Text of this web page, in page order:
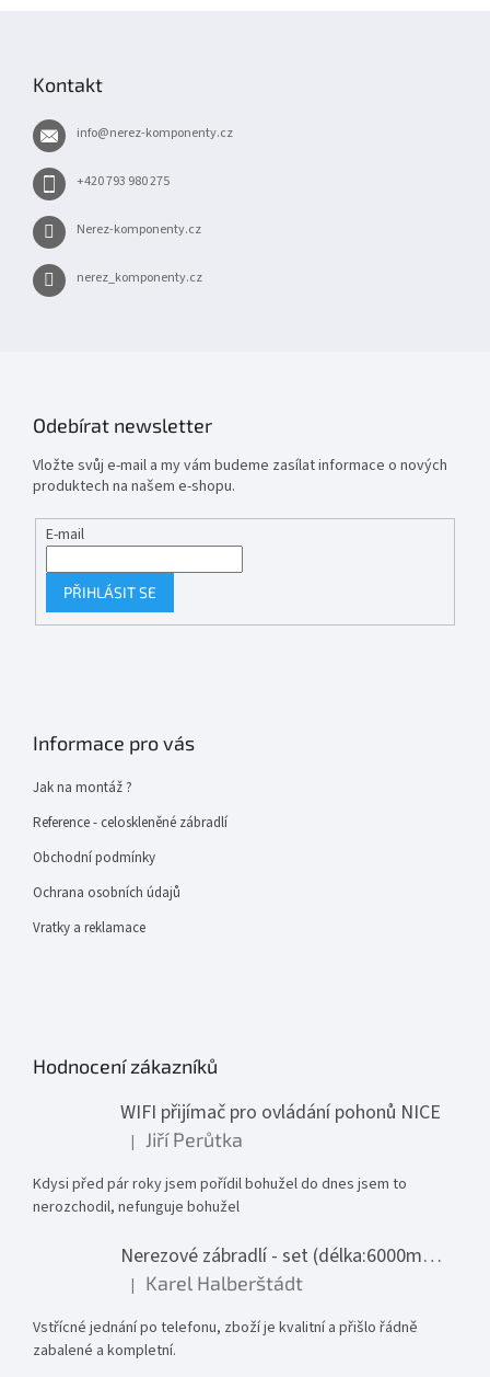
Kontakt
info@nerez-komponenty.cz
+420 793 980 275
Nerez-komponenty.cz
nerez_komponenty.cz
Odebírat newsletter
Vložte svůj e-mail a my vám budeme zasílat informace o nových
produktech na našem e-shopu.
E-mail
PŘIHLÁSIT SE
Informace pro vás
Jak na montáž ?
Reference - celoskleněné zábradlí
Obchodní podmínky
Ochrana osobních údajů
Vratky a reklamace
Hodnocení zákazníků
WIFI přijímač pro ovládání pohonů NICE
Hodnocení produktu je 1 z 5 hvězdiček.
| Jiří Perůtka
Kdysi před pár roky jsem pořídil bohužel do dnes jsem to
nerozchodil, nefunguje bohužel
Nerezové zábradlí - set (délka:6000mm x výška:1000mm)
Hodnocení produktu je 5 z 5 hvězdiček.
| Karel Halberštádt
Vstřícné jednání po telefonu, zboží je kvalitní a přišlo řádně
zabalené a kompletní.